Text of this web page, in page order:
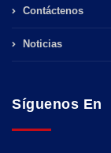
Contáctenos
Noticias
Síguenos En